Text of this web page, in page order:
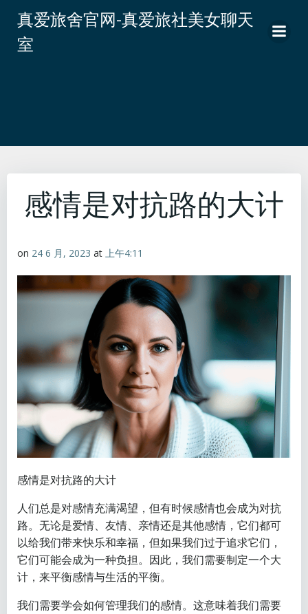
转
真爱旅舍官网-真爱旅社美女聊天
室
感情是对抗路的大计
on 24 6 月, 2023 at 上午4:11
感情是对抗路的大计
人们总是对感情充满渴望，但有时候感情也会成为对抗
路。无论是爱情、友情、亲情还是其他感情，它们都可
以给我们带来快乐和幸福，但如果我们过于追求它们，
它们可能会成为一种负担。因此，我们需要制定一个大
计，来平衡感情与生活的平衡。
我们需要学会如何管理我们的感情。这意味着我们需要